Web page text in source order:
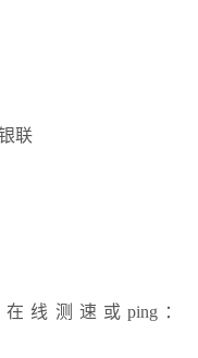
联
线测速或ping：